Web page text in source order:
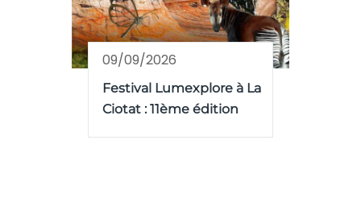
09/09/2026
Festival Lumexplore à La
Ciotat : 11ème édition